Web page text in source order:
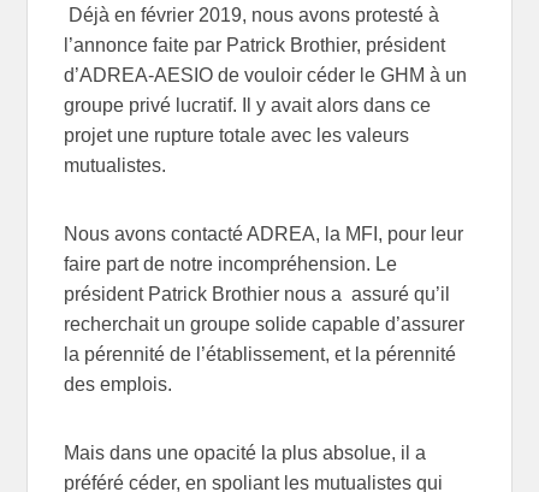
Déjà en février 2019, nous avons protesté à
l’annonce faite par Patrick Brothier, président
d’ADREA-AESIO de vouloir céder le GHM à un
groupe privé lucratif. Il y avait alors dans ce
projet une rupture totale avec les valeurs
mutualistes.
Nous avons contacté ADREA, la MFI, pour leur
faire part de notre incompréhension. Le
président Patrick Brothier nous a assuré qu’il
recherchait un groupe solide capable d’assurer
la pérennité de l’établissement, et la pérennité
des emplois.
Mais dans une opacité la plus absolue, il a
préféré céder, en spoliant les mutualistes qui